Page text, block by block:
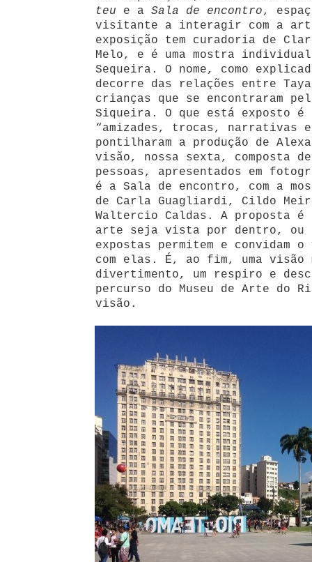
teu e a Sala de encontro,
visitante a interagir com a
exposição tem curadoria de
Melo, e é uma mostra
Sequeira. O nome, como
decorre das relações entre
crianças que se encontraram
Siqueira. O que está exposto
“amizades, trocas, narrativas
pontilharam a produção de
visão, nossa sexta, composta
pessoas, apresentados em
é a Sala de encontro, com a
de Carla Guagliardi, Cildo
Waltercio Caldas. A proposta
arte seja vista por dentro,
expostas permitem e
com elas. É, ao fim, uma visão
divertimento, um respiro e
percurso do Museu de Arte do
visão.